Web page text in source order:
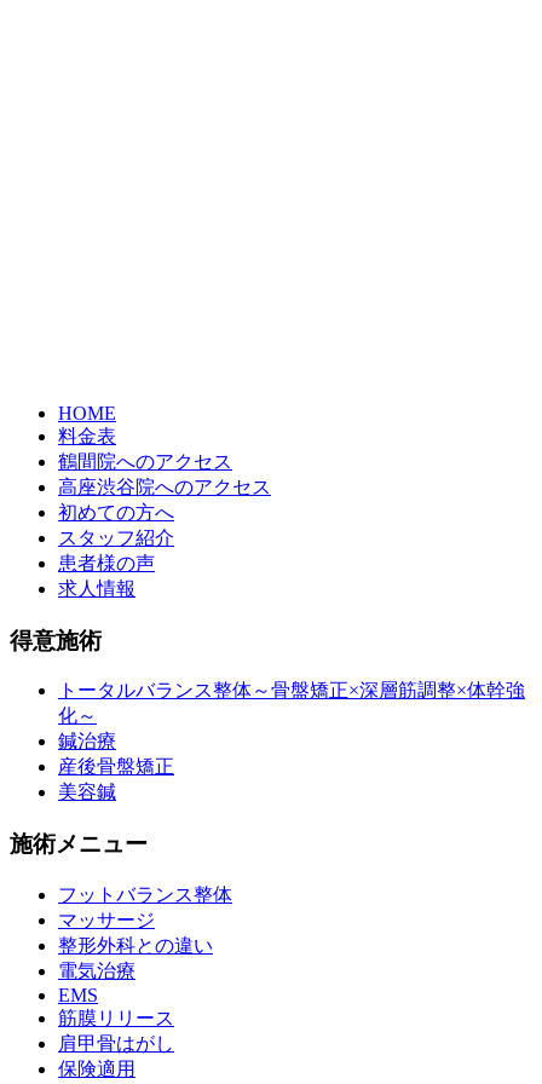
HOME
料金表
鶴間院へのアクセス
高座渋谷院へのアクセス
初めての方へ
スタッフ紹介
患者様の声
求人情報
得意施術
トータルバランス整体～骨盤矯正×深層筋調整×体幹強
化～
鍼治療
産後骨盤矯正
美容鍼
施術メニュー
フットバランス整体
マッサージ
整形外科との違い
電気治療
EMS
筋膜リリース
肩甲骨はがし
保険適用